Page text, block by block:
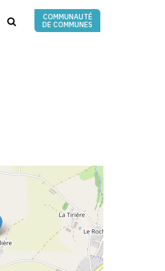
RECHERCHE
COMMUNAUTÉ
DE COMMUNES